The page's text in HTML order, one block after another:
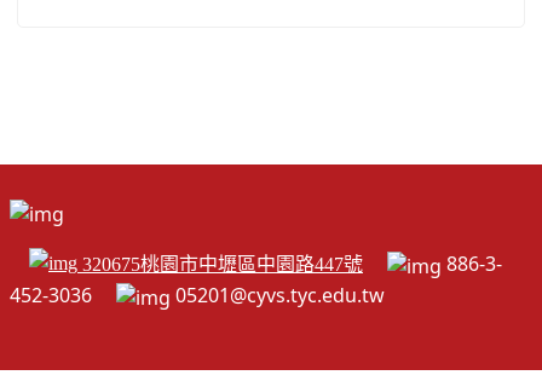
320675桃園市中壢區中園路447號
886-3-
452-3036
05201@cyvs.tyc.edu.tw